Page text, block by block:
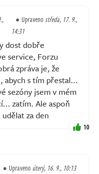
Upravenostředa, 17. 9.,
14:31
dost dobře
service, Forzu
zpráva je, že
abych s tím přestal...
sezóny jsem v mém
zatím. Ale aspoň
za den
10
Upravenoúterý, 16. 9., 10:13